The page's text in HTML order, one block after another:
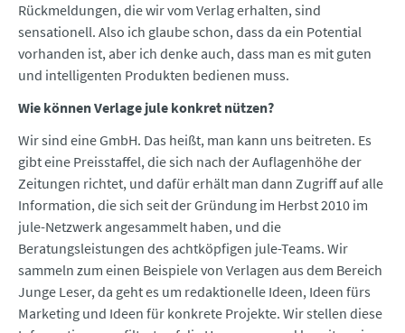
Rückmeldungen, die wir vom Verlag erhalten, sind
sensationell. Also ich glaube schon, dass da ein Potential
vorhanden ist, aber ich denke auch, dass man es mit guten
und intelligenten Produkten bedienen muss.
Wie können Verlage jule konkret nützen?
Wir sind eine GmbH. Das heißt, man kann uns beitreten. Es
gibt eine Preisstaffel, die sich nach der Auflagenhöhe der
Zeitungen richtet, und dafür erhält man dann Zugriff auf alle
Information, die sich seit der Gründung im Herbst 2010 im
jule-Netzwerk angesammelt haben, und die
Beratungsleistungen des achtköpfigen jule-Teams. Wir
sammeln zum einen Beispiele von Verlagen aus dem Bereich
Junge Leser, da geht es um redaktionelle Ideen, Ideen fürs
Marketing und Ideen für konkrete Projekte. Wir stellen diese